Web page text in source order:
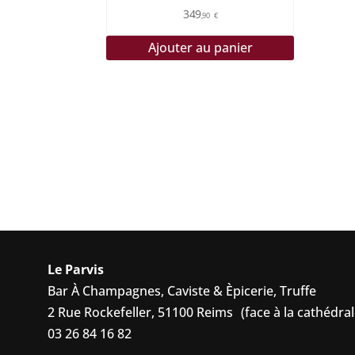
349,90 €
Ajouter au panier
Le Parvis
Bar À Champagnes, Caviste & Èpicerie, Truffe
2 Rue Rockefeller, 51100 Reims (face à la
03 26 84 16 82